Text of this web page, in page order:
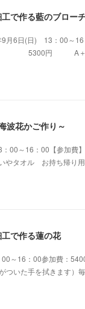
で作る藍のブロー
9月6日(日) 13：00～
ア 5300
波花かご作り～
00～16：00【参加費
タオル お持ち帰り用
で作る蓮の花
～16：00参加費：
いた手を拭きます）